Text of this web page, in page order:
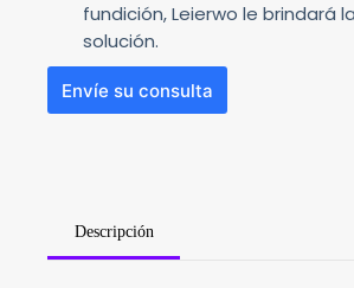
fundición, Leierwo le brindará
solución.
Envíe su consulta
Descripción